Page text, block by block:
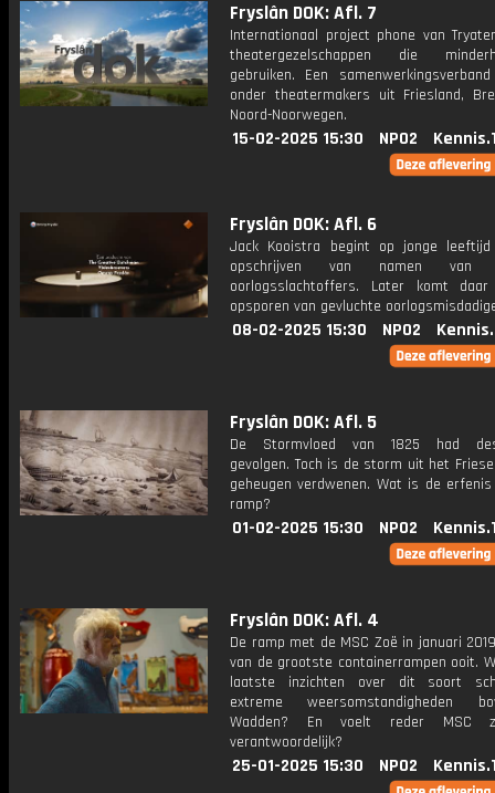
Fryslân DOK: Afl. 7
Internationaal project phone van
theatergezelschappen die
gebruiken. Een
onder theatermakers uit Friesland,
Noord-Noorwegen.
15-02-2025 15:30 NPO2
Fryslân DOK: Afl. 6
Jack Kooistra begint op jonge
opschrijven van namen van
oorlogsslachtoffers. Later komt
opsporen van gevluchte
08-02-2025 15:30 NPO2
Fryslân DOK: Afl. 5
De Stormvloed van 1825 had
gevolgen. Toch is de storm uit het
geheugen verdwenen. Wat is de
ramp?
01-02-2025 15:30 NPO2
Fryslân DOK: Afl. 4
De ramp met de MSC Zoë in januari
van de grootste containerrampen ooit.
laatste inzichten over dit soort
extreme weersomstandigheden
Wadden? En voelt reder MSC
verantwoordelijk?
25-01-2025 15:30 NPO2